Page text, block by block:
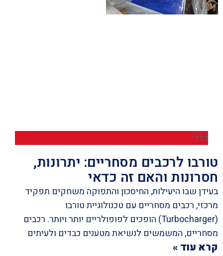
כללי
טורבו לרכבים מסחריים: יתרונות,
חסרונות והאם זה כדאי
בעידן שבו היעילות, החיסכון והתפוקה משחקים תפקיד
מרכזי, רכבים מסחריים עם טכנולוגיית טורבו
(Turbocharger) הופכים לפופולריים יותר ויותר. רכבים
מסחריים, המשמשים לנשיאת מטענים כבדים ולעיתים
קרא עוד »